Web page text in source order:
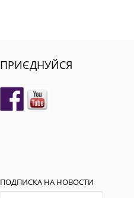
ПРИЄДНУЙСЯ
ПОДПИСКА НА НОВОСТИ